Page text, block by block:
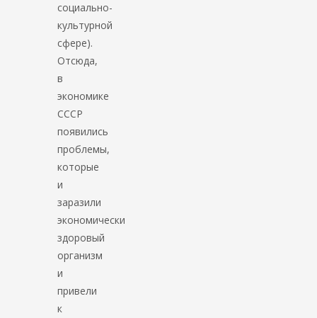
социально-
культурной
сфере).
Отсюда,
в
экономике
СССР
появились
проблемы,
которые
и
заразили
экономически
здоровый
организм
и
привели
к